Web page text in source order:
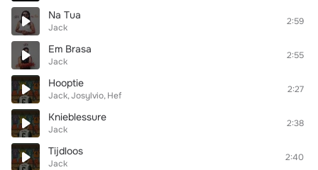
Na Tua
Jack
2:59
Em Brasa
Jack
2:55
Hooptie
Jack Josylvio Hef
2:27
Knieblessure
Jack
2:38
Tijdloos
Jack
2:40